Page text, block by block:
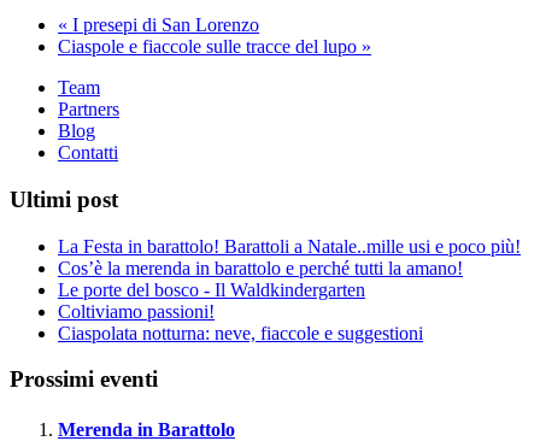
« I presepi di San Lorenzo
Ciaspole e fiaccole sulle tracce del lupo »
Team
Partners
Blog
Contatti
Ultimi post
La Festa in barattolo! Barattoli a Natale..mille usi e poco più!
Cos’è la merenda in barattolo e perché tutti la amano!
Le porte del bosco - Il Waldkindergarten
Coltiviamo passioni!
Ciaspolata notturna: neve, fiaccole e suggestioni
Prossimi eventi
Merenda in Barattolo